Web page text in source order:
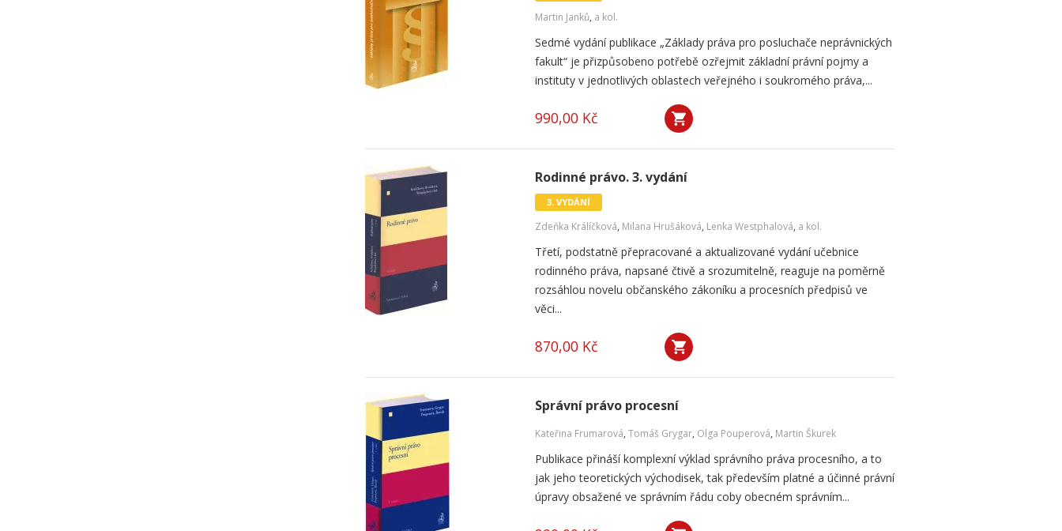
Martin Janků, a kol.
Sedmé vydání publikace „Základy práva pro posluchače neprávnických
fakult“ je přizpůsobeno potřebě ozřejmit základní právní pojmy a
instituty v jednotlivých oblastech veřejného i soukromého práva,...
990,00 Kč
Rodinné právo. 3. vydání
3. VYDÁNÍ
Zdeňka Králíčková, Milana Hrušáková, Lenka Westphalová, a kol.
Třetí, podstatně přepracované a aktualizované vydání učebnice
rodinného práva, napsané čtivě a srozumitelně, reaguje na poměrně
rozsáhlou novelu občanského zákoníku a procesních předpisů ve
věci...
870,00 Kč
Správní právo procesní
Kateřina Frumarová, Tomáš Grygar, Olga Pouperová, Martin Škurek
Publikace přináší komplexní výklad správního práva procesního, a to
jak jeho teoretických východisek, tak především platné a účinné právní
úpravy obsažené ve správním řádu coby obecném správním...